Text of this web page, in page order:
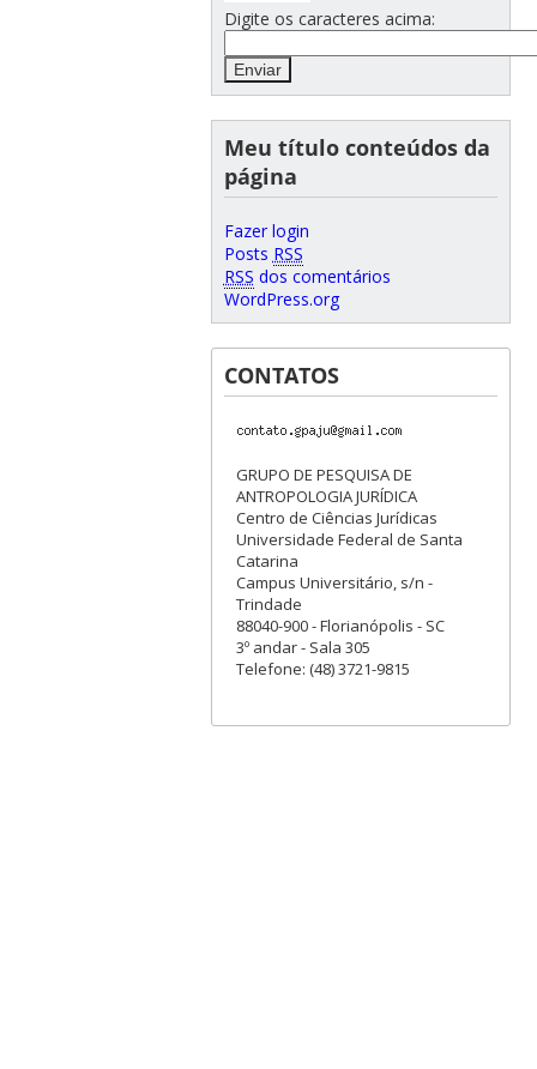
Digite os caracteres acima:
Meu título conteúdos da
página
Fazer login
Posts RSS
RSS dos comentários
WordPress.org
CONTATOS
GRUPO DE PESQUISA DE
ANTROPOLOGIA JURÍDICA
Centro de Ciências Jurídicas
Universidade Federal de Santa
Catarina
Campus Universitário, s/n -
Trindade
88040-900 - Florianópolis - SC
3º andar - Sala 305
Telefone: (48) 3721-9815